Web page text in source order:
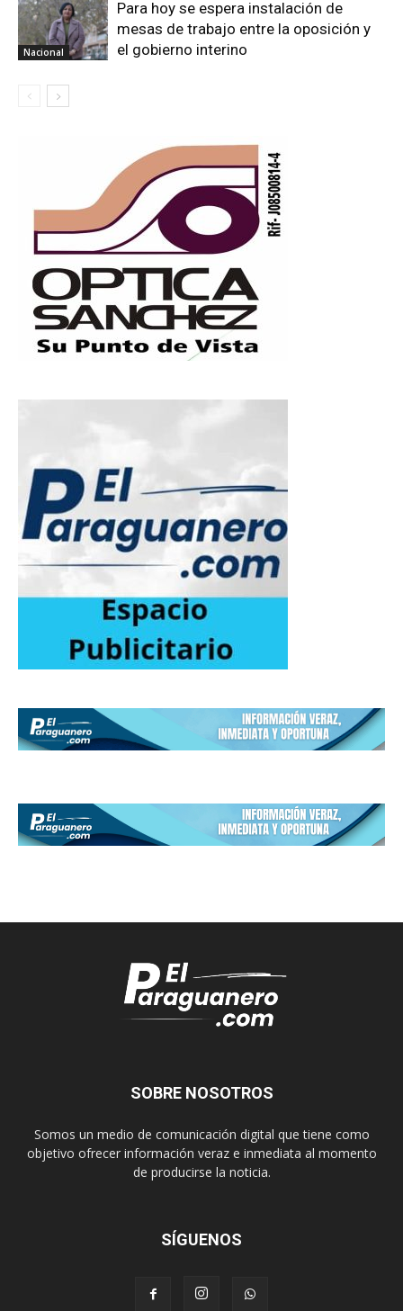
Nacional
Para hoy se espera instalación de
mesas de trabajo entre la oposición y
el gobierno interino
SOBRE NOSOTROS
Somos un medio de comunicación digital que tiene como
objetivo ofrecer información veraz e inmediata al momento
de producirse la noticia.
SÍGUENOS